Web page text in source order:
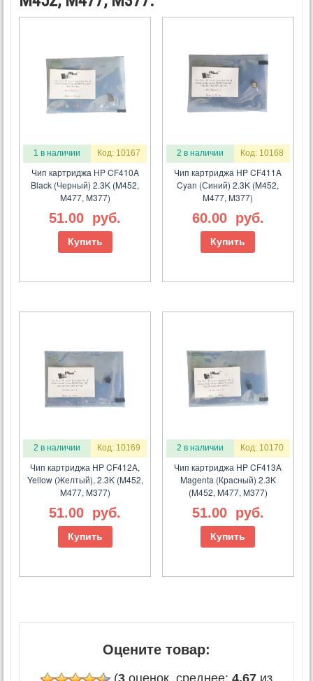
1 в наличии Код: 10167
Чип картриджа HP CF410A
Black (Черный) 2.3K (M452,
M477, M377)
51.00 руб.
Купить
2 в наличии Код: 10168
Чип картриджа HP CF411A
Cyan (Синий) 2.3K (M452,
M477, M377)
60.00 руб.
Купить
2 в наличии Код: 10169
Чип картриджа HP CF412A,
Yellow (Желтый), 2.3K (M452,
M477, M377)
51.00 руб.
Купить
2 в наличии Код: 10170
Чип картриджа HP CF413A
Magenta (Красный) 2.3K
(M452, M477, M377)
51.00 руб.
Купить
Оцените товар: